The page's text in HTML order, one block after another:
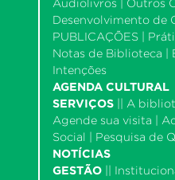
Audiolivros
Outros
Desenvolvimento de
PUBLICAÇÕES |
Notas de Biblioteca
Intenções
AGENDA CULTURAL
SERVIÇOS
A
Agende sua visita
Social
Pesquisa de
NOTÍCIAS
GESTÃO